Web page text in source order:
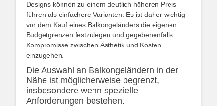
Designs können zu einem deutlich höheren Preis
führen als einfachere Varianten. Es ist daher wichtig,
vor dem Kauf eines Balkongeländers die eigenen
Budgetgrenzen festzulegen und gegebenenfalls
Kompromisse zwischen Ästhetik und Kosten
einzugehen.
Die Auswahl an Balkongeländern in der
Nähe ist möglicherweise begrenzt,
insbesondere wenn spezielle
Anforderungen bestehen.